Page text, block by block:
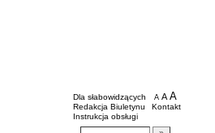
BIP - Oświata
Menu dodatkowe
Dla słabowidzących A pomniejsz
A A
Redakcja Biuletynu
Kontakt
Instrukcja obsługi
Wyszukiwarka artykułów